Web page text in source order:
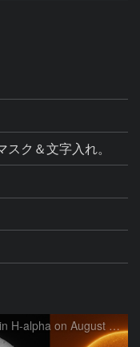
ク＆文字入れ。
Sun in H-alpha on August 6, 2026